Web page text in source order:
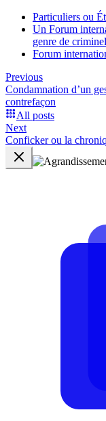
Particuliers ou
Un Forum
genre de
Forum
Previous
Condamnation d’un
contrefaçon
All posts
Next
Conficker ou la